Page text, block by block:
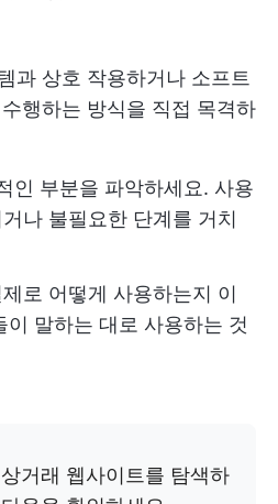
과 상호 작용하거나 소프트
행하는 방식을 직접 목격하
인 부분을 파악하세요. 사용
나 불필요한 단계를 거치
로 어떻게 사용하는지 이
이 말하는 대로 사용하는 것
거래 웹사이트를 탐색하